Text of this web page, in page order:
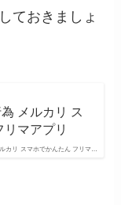
ておきましょ
カリ スマホでかんたん フリマ…
メルカリ ス
マアプリ